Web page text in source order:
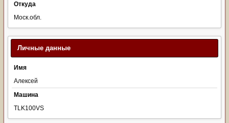
Откуда
Моск.обл.
Личные данные
Имя
Алексей
Машина
TLK100VS